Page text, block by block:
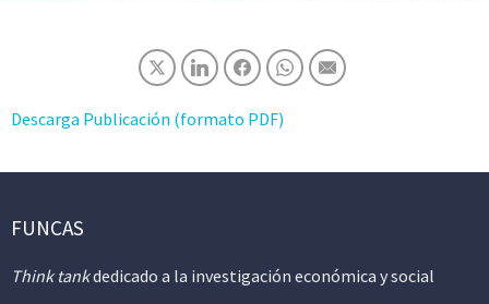
Descarga Publicación (formato PDF)
FUNCAS
Think tankdedicado a la investigación económica y social